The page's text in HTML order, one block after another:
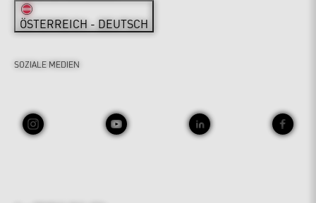
SOZIALE MEDIEN
ÖSTERREICH - DEUTSCH